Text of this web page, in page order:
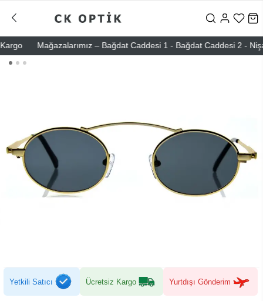
Mağazalarımız – Bağdat Caddesi 1 - Bağdat Caddesi 2 -
Yetkili Satıcı Ücretsiz Kargo Yurtdışı Gönderim